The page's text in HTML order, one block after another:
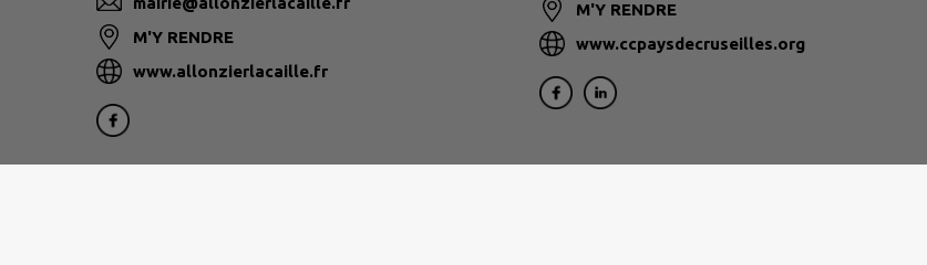
M'Y RENDRE
www.allonzierlacaille.fr
M'Y RENDRE
www.ccpaysdecruseilles.org